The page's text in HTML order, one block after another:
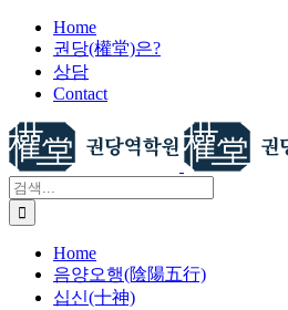
건
너
뛰
기
Home
권당(權堂)은?
상담
Contact
검
색:
Home
음양오행(陰陽五行)
십신(十神)